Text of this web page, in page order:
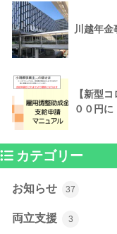
川越年金
【新型
００円に
カテゴリー
お知らせ 37
両立支援 3